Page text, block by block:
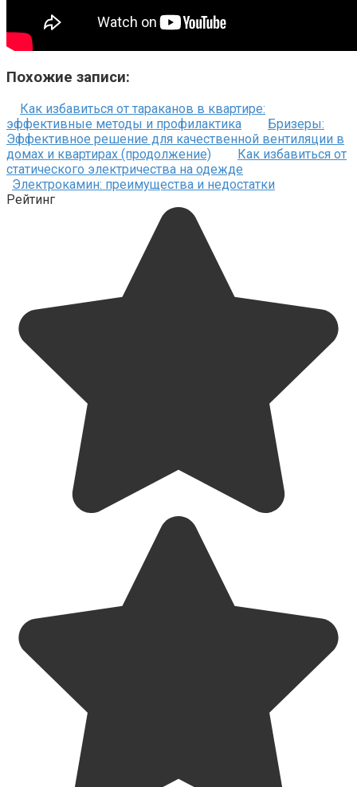
Похожие записи:
Как избавиться от тараканов в квартире:
эффективные методы и профилактика
Бризеры:
Эффективное решение для качественной вентиляции в
домах и квартирах (продолжение)
Как избавиться от
статического электричества на одежде
Электрокамин: преимущества и недостатки
Рейтинг